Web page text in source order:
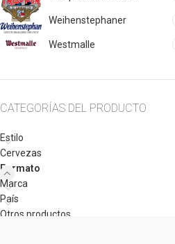
Weihenstephaner
Westmalle
CATEGORÍAS DEL PRODUCTO
Estilo
Cervezas
Formato
Marca
País
Otros productos